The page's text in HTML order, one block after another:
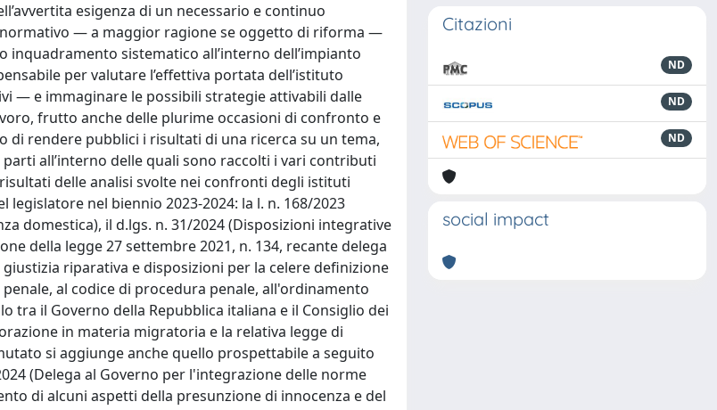
esigenza di un necessario e continuo
— a maggior ragione se oggetto di riforma —
inquadramento sistematico all’interno dell’impianto
per valutare l’effettiva portata dell’istituto
— e immaginare le possibili strategie attivabili dalle
frutto anche delle plurime occasioni di confronto e
di rendere pubblici i risultati di una ricerca su un tema,
all’interno delle quali sono raccolti i vari contributi
delle analisi svolte nei confronti degli istituti
nel biennio 2023-2024: la l. n. 168/2023
domestica), il d.lgs. n. 31/2024 (Disposizioni integrative
della legge 27 settembre 2021, n. 134, recante delega
riparativa e disposizioni per la celere definizione
al codice di procedura penale, all'ordinamento
il Governo della Repubblica italiana e il Consiglio dei
in materia migratoria e la relativa legge di
si aggiunge anche quello prospettabile a seguito
(Delega al Governo per l'integrazione delle norme
di alcuni aspetti della presunzione di innocenza e del
Citazioni
ND
ND
ND
social impact